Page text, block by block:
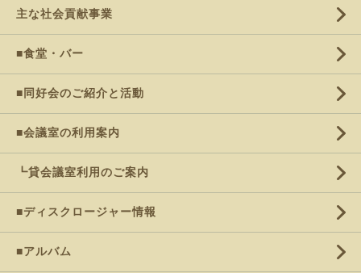
主な社会貢献事業
■食堂・バー
■同好会のご紹介と活動
■会議室の利用案内
┗貸会議室利用のご案内
■ディスクロージャー情報
■アルバム